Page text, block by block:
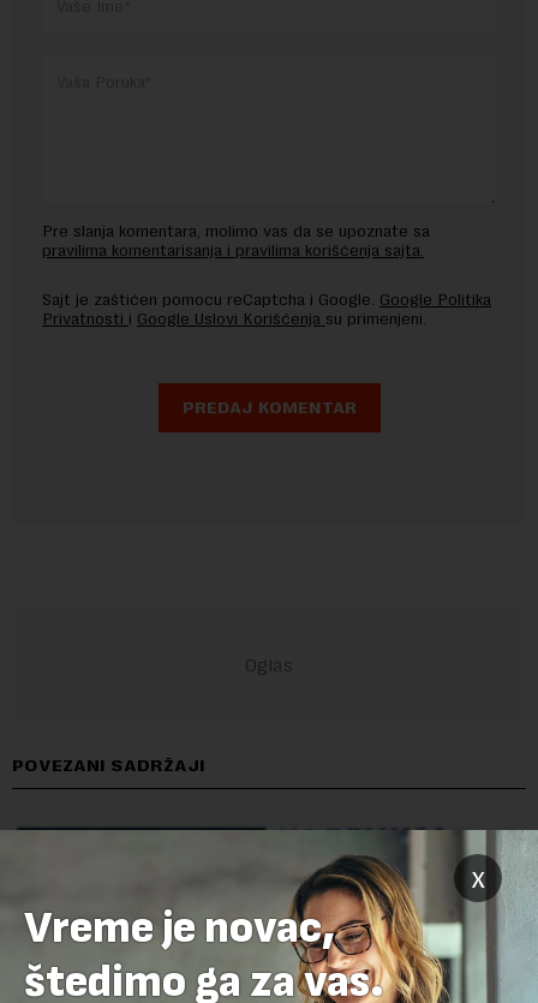
Pre slanja komentara, molimo vas da se upoznate sa
pravilima komentarisanja i pravilima korišćenja sajta.
Sajt je zaštićen pomocu reCaptcha i Google. Google Politika
Privatnosti i Google Uslovi Korišćenja su primenjeni.
POVEZANI SADRŽAJI
x
Vreme je novac,
štedimo ga za vas.